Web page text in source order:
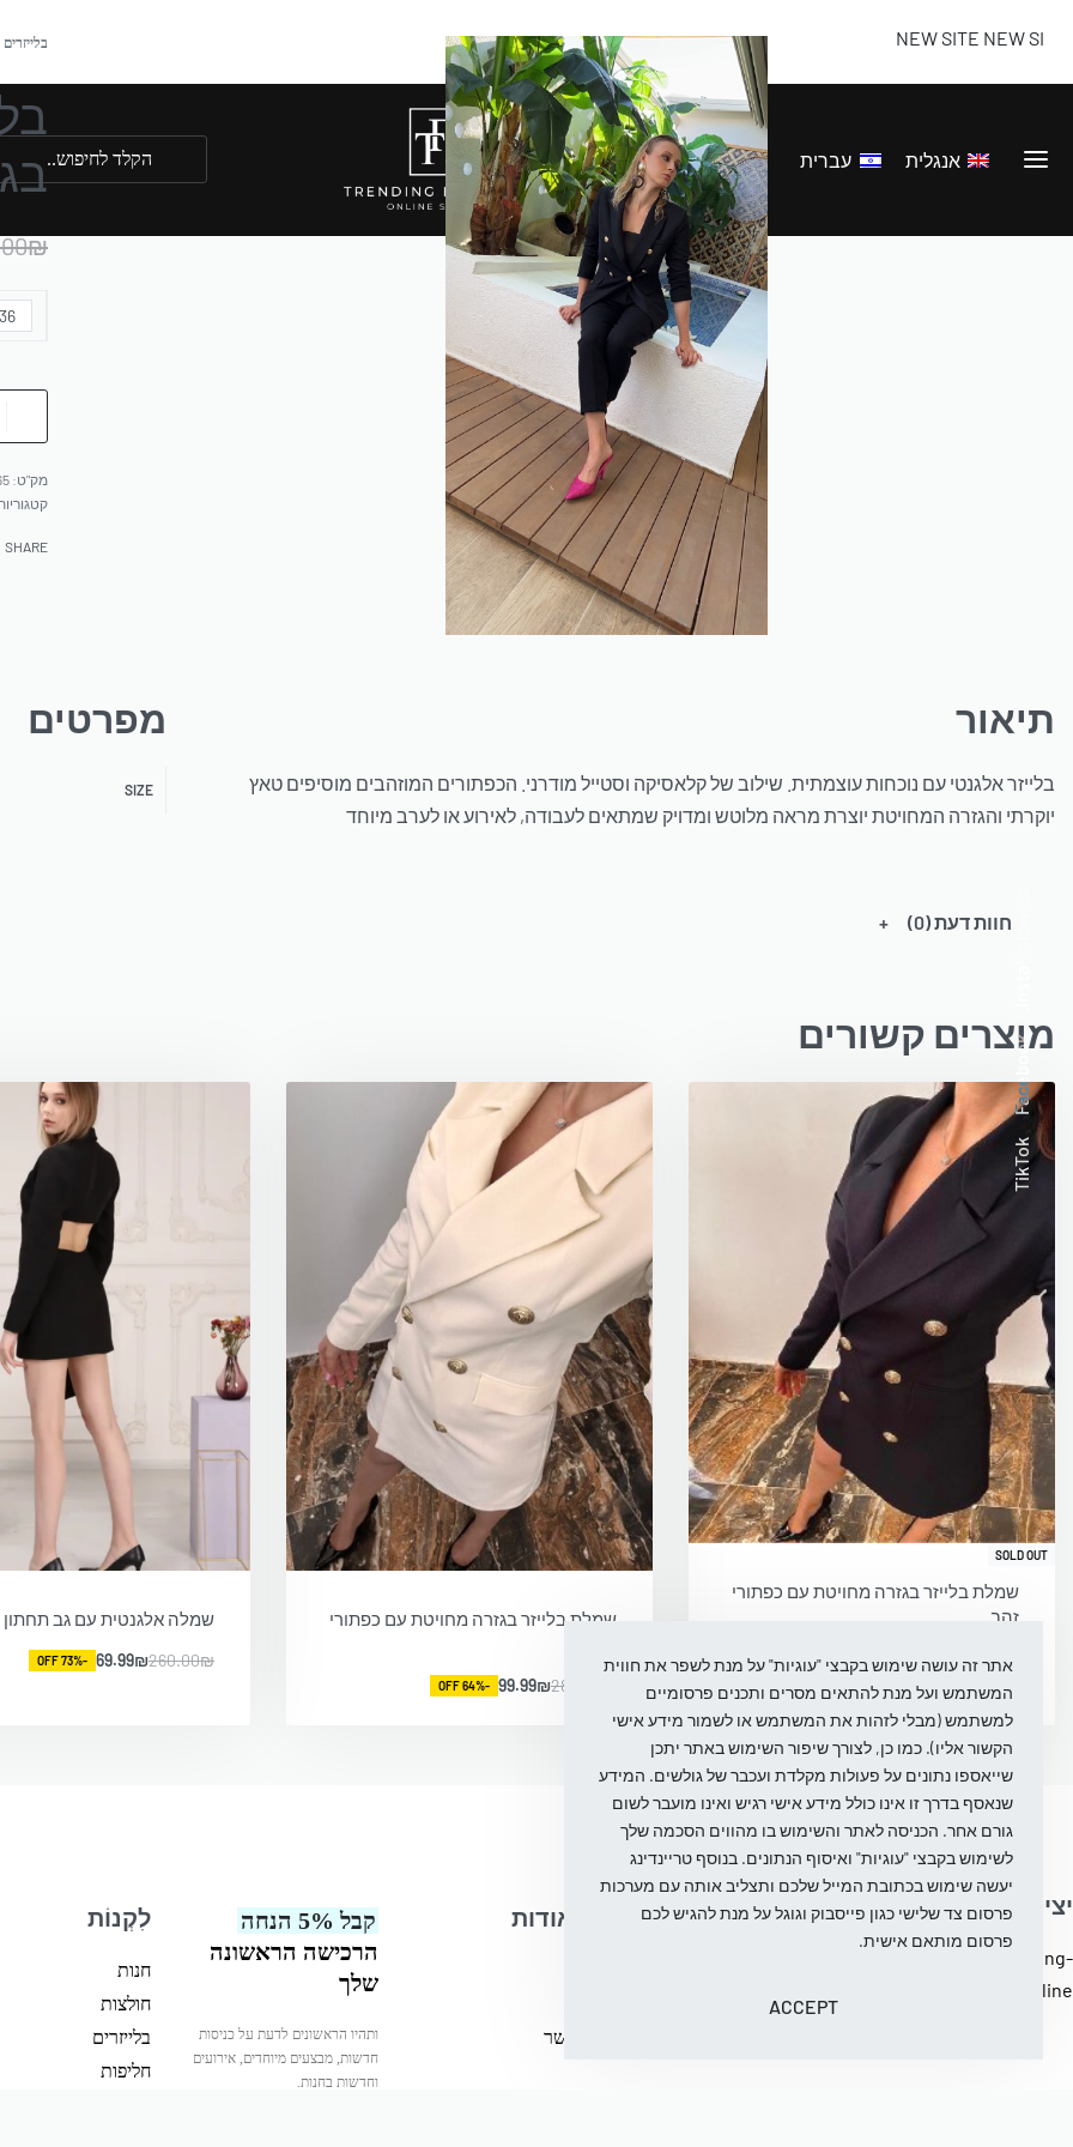
NEW SITE NEW SITE NEW
אנגלית עברית
בלייזרים
₪
36
SHARE
תיאור
בלייזר אלגנטי עם נוכחות עוצמתית. שילוב של קלאסיקה וסטייל מודרני. הכפתורים המוזהבים מוסיפים טאץ
יוקרתי והגזרה המחויטת יוצרת מראה מלוטש ומדויק שמתאים לעבודה, לאירוע או לערב מיוחד
מפרטים
SIZE
חוות דעת (0)
מוצרים קשורים
SOLD OUT
שמלת בלייזר בגזרה מחויטת עם כפתורי
זהב
280.00₪
99.99₪
-64% OFF
שמלת בלייזר בגזרה מחויטת עם כפתורי
280.00
99.99₪
-64% OFF
שמלה אלגנטית עם גב
260.00₪
69.99₪
-73% OFF
יצירת קשר
info@trending-
fashion.online
עֶזרָה
מוצרים
על אודות
צור קשר
קבל 5% הנחה
הרכישה הראשונה
שלך
ותהיו הראשונים לדעת על כניסות
חדשות, מבצעים מיוחדים, אירועים
וחדשות בחנות.
לִקְנוֹת
חנות
חולצות
בלייזרים
חליפות
Follow us
Facebook
TikTok
אתר זה עושה שימוש בקבצי "עוגיות" על מנת לשפר את חווית
המשתמש ועל מנת להתאים מסרים ותכנים פרסומיים
למשתמש (מבלי לזהות את המשתמש או לשמור מידע אישי
הקשור אליו). כמו כן, לצורך שיפור השימוש באתר יתכן
שייאספו נתונים על פעולות מקלדת ועכבר של גולשים. המידע
שנאסף בדרך זו אינו כולל מידע אישי רגיש ואינו מועבר לשום
גורם אחר. הכניסה לאתר והשימוש בו מהווים הסכמה שלך
לשימוש בקבצי "עוגיות" ואיסוף הנתונים. בנוסף טריינדינג
יעשה שימוש בכתובת המייל שלכם ותצליב אותה עם מערכות
פרסום צד שלישי כגון פייסבוק וגוגל על מנת להגיש לכם
פרסום מותאם אישית.
ACCEPT